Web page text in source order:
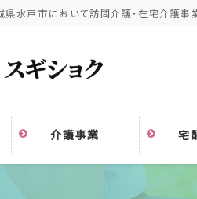
水戸市において訪問介護・在宅介護事
介護事業 宅